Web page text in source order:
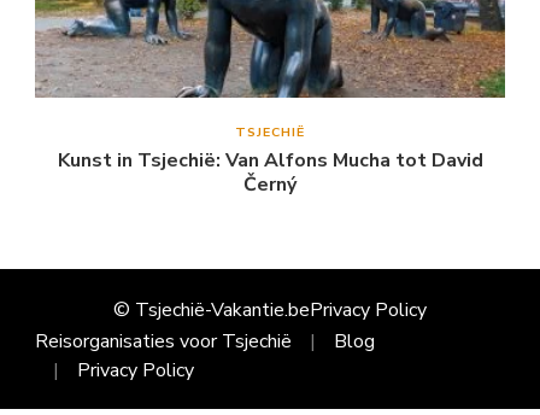
TSJECHIË
Kunst in Tsjechië: Van Alfons Mucha tot David
Černý
© Tsjechië-Vakantie.bePrivacy Policy
Reisorganisaties voor Tsjechië
Blog
Privacy Policy